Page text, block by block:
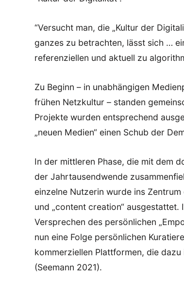
“Versucht man, die „Kultur der
ganzes zu betrachten, lässt sich …
referenziellen und aktuell zu
Zu Beginn – in unabhängigen
frühen Netzkultur – standen
Projekte wurden entsprechend
„neuen Medien“ einen Schub der
In der mittleren Phase, die mit dem
der Jahrtausendwende
einzelne Nutzerin wurde ins
und „content creation“
Versprechen des persönlichen
nun eine Folge persönlichen
kommerziellen Plattformen, die
(Seemann 2021).